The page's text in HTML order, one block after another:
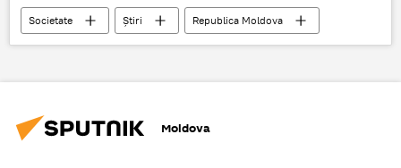
Societate Știri
Republica Moldova
Moldova
cimitir Paștele Blajinilor
Moldova